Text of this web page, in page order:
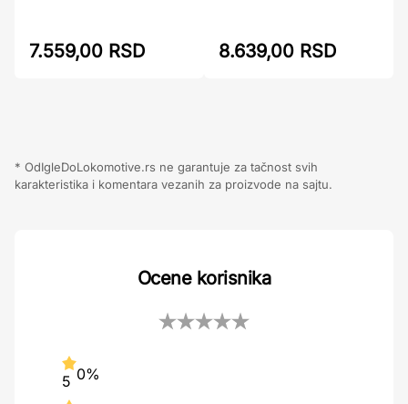
7.559,00 RSD 8.639,00 RSD
* OdIgleDoLokomotive.rs ne garantuje za tačnost svih
karakteristika i komentara vezanih za proizvode na sajtu.
Ocene korisnika
5 0%